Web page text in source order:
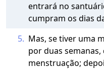
entrará no
cumpram os dias
5. Mas, se tiver uma
por duas semanas,
menstruação;